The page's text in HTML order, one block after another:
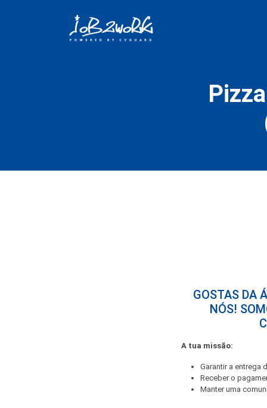
GOSTAS DA
NÓS!
A tua missão:
Garantir a entrega
Receber o
Manter uma